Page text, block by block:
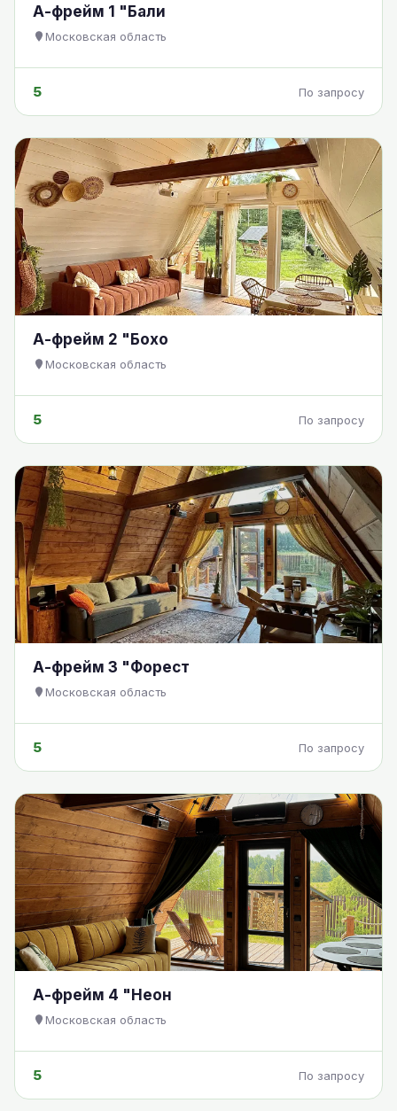
А-фрейм 1 "Бали
Московская область
5 По запросу
А-фрейм 2 "Бохо
Московская область
5 По запросу
А-фрейм 3 "Форест
Московская область
5 По запросу
А-фрейм 4 "Неон
Московская область
5 По запросу